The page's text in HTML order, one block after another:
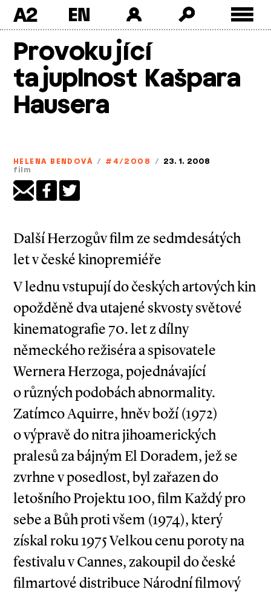
A2
Provokující
tajuplnost Kašpara
Hausera
HELENA BENDOVÁ / #4/2008 / 23. 1. 2008
film
Další Herzogův film ze sedmdesátých
let v české kinopremiéře
V lednu vstupují do českých artových kin
opožděně dva utajené skvosty světové
kinematografie 70. let z dílny
německého režiséra a spisovatele
Wernera Herzoga, pojednávající
o různých podobách abnormality.
Zatímco Aquirre, hněv boží (1972)
o výpravě do nitra jihoamerických
pralesů za bájným El Doradem, jež se
zvrhne v posedlost, byl zařazen do
letošního Projektu 100, film Každý pro
sebe a Bůh proti všem (1974), který
získal roku 1975 Velkou cenu poroty na
festivalu v Cannes, zakoupil do české
filmartové distribuce Národní filmový